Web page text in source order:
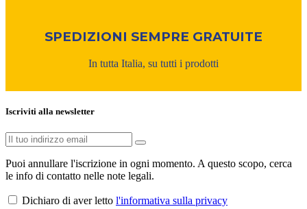
SPEDIZIONI SEMPRE GRATUITE
In tutta Italia, su tutti i prodotti
Iscriviti alla newsletter
Puoi annullare l'iscrizione in ogni momento. A questo scopo, cerca
le info di contatto nelle note legali.
Dichiaro di aver letto l'informativa sulla privacy